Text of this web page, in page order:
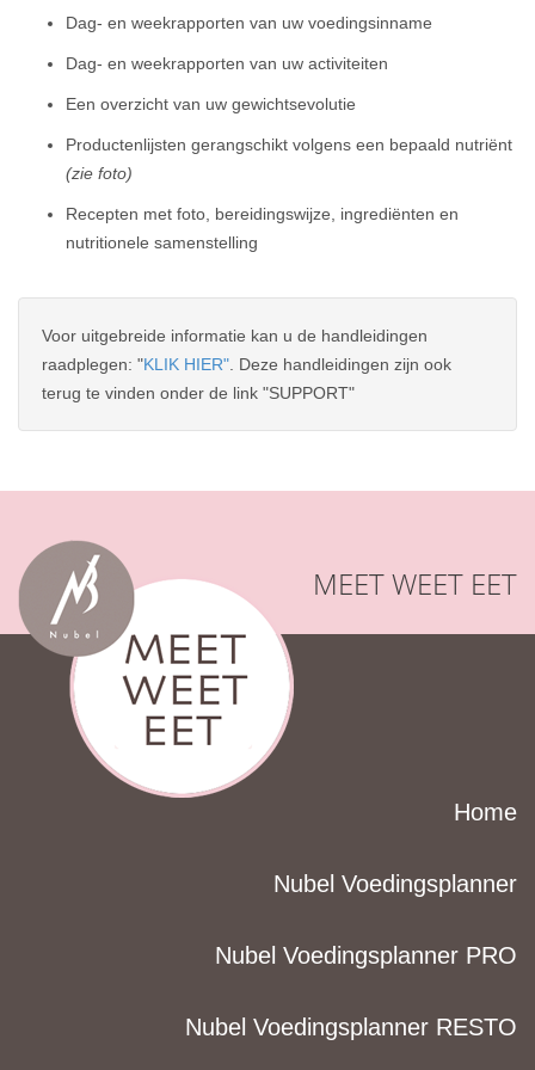
Dag- en weekrapporten van uw voedingsinname
Dag- en weekrapporten van uw activiteiten
Een overzicht van uw gewichtsevolutie
Productenlijsten gerangschikt volgens een bepaald nutriënt
(zie foto)
Recepten met foto, bereidingswijze, ingrediënten en
nutritionele samenstelling
Voor uitgebreide informatie kan u de handleidingen
raadplegen: "KLIK HIER" . Deze handleidingen zijn ook
terug te vinden onder de link "SUPPORT"
MEET WEET EET
Home
Nubel Voedingsplanner
Nubel Voedingsplanner PRO
Nubel Voedingsplanner RESTO